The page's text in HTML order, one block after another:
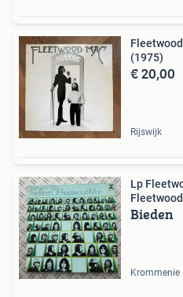
(1975)
€ 20,00
Rijswijk
Lp
Bieden
Krommenie